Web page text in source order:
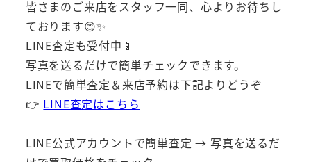
皆さまのご来店をスタッフ一同、心よりお待ちし
ております😊✨
LINE査定も受付中📱
写真を送るだけで簡単チェックできます。
LINEで簡単査定＆来店予約は下記よりどうぞ
👉 LINE査定はこちら
LINE公式アカウントで簡単査定 → 写真を送るだ